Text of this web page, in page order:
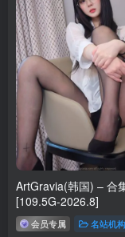
ArtGravia(韩国) – 合
[109.5G-2026.8]
会员专属 名站机构